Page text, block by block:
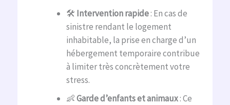
🛠️ Intervention rapide: En cas de
sinistre rendant le logement
inhabitable, la prise en charge d’un
hébergement temporaire contribue
à limiter très concrètement votre
stress.
👶Garde d’enfants et animaux: Ce